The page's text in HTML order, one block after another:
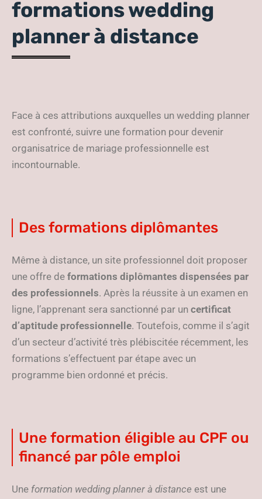
formations wedding
planner à distance
Face à ces attributions auxquelles un wedding planner
est confronté, suivre une formation pour devenir
organisatrice de mariage professionnelle est
incontournable.
Des formations diplômantes
Même à distance, un site professionnel doit proposer
une offre de formations diplômantes dispensées par
des professionnels. Après la réussite à un examen en
ligne, l’apprenant sera sanctionné par un certificat
d’aptitude professionnelle. Toutefois, comme il s’agit
d’un secteur d’activité très plébiscitée récemment, les
formations s’effectuent par étape avec un
programme bien ordonné et précis.
Une formation éligible au CPF ou
financé par pôle emploi
Une formation wedding planner à distance est une